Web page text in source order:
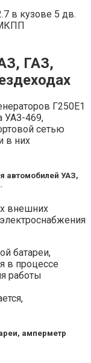
в кузове 5 дв.
ГАЗ,
Г250Е1
УАЗ-469,
сетью
в них
автомобилей УАЗ,
внешних
батареи,
в процессе
работы
амперметр